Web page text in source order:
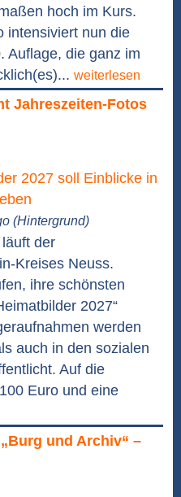
hoch im Kurs.
intensiviert nun die
Auflage, die ganz im
weiterlesen
Jahreszeiten-Fotos
(Hintergrund)
der
Kreises Neuss.
ihre schönsten
2027“
werden
auch in den sozialen
Auf die
Euro und eine
und Archiv“ –